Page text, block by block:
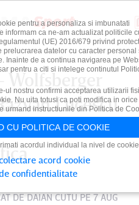
Lucescu
Austria
DEDAIAN CUTUPE 7 AUG
pentru a personaliza si imbunatati
informam ca ne-am actualizat politicile
(UE) 2016/679 privind
datelor cu caracter personal
Inainte de a continua navigarea pe
pentru a citi si intelege continutul
ul nostru confirmi acceptarea utilizarii
Nu uita totusi ca poti modifica in orice
urmand instructiunile din Politica de
CU POLITICA DE COOKIE
acordul individual la nivel de
acord cookie
confidentialitate